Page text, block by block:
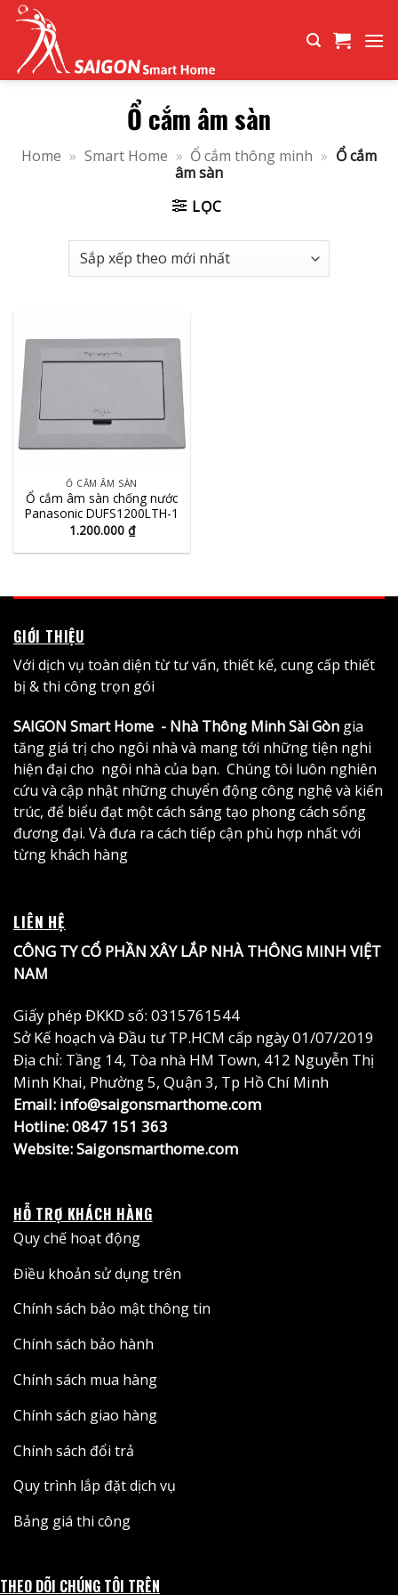
dung
Ổ cắm âm sàn
Home » Smart Home » Ổ cắm thông minh » Ổ cắm
âm sàn
LỌC
Ổ CẮM ÂM SÀN
Ổ cắm âm sàn chống nước
Panasonic DUFS1200LTH-1
1.200.000 ₫
GIỚI THIỆU
Với dịch vụ toàn diện từ tư vấn, thiết kế, cung cấp thiết
bị & thi công trọn gói
SAIGON Smart Home - Nhà Thông Minh Sài Gòn gia
tăng giá trị cho ngôi nhà và mang tới những tiện nghi
hiện đại cho ngôi nhà của bạn. Chúng tôi luôn nghiên
cứu và cập nhật những chuyển động công nghệ và kiến
trúc, để biểu đạt một cách sáng tạo phong cách sống
đương đại. Và đưa ra cách tiếp cận phù hợp nhất với
từng khách hàng
LIÊN HỆ
CÔNG TY CỔ PHẦN XÂY LẮP NHÀ THÔNG MINH VIỆT
NAM
Giấy phép ĐKKD số: 0315761544
Sở Kế hoạch và Đầu tư TP.HCM cấp ngày 01/07/2019
Địa chỉ: Tầng 14, Tòa nhà HM Town, 412 Nguyễn Thị
Minh Khai, Phường 5, Quận 3, Tp Hồ Chí Minh
Email: info@saigonsmarthome.com
Hotline:0847 151 363
Website:Saigonsmarthome.com
HỖ TRỢ KHÁCH HÀNG
Quy chế hoạt động
Điều khoản sử dụng trên
Chính sách bảo mật thông tin
Chính sách bảo hành
Chính sách mua hàng
Chính sách giao hàng
Chính sách đổi trả
Quy trình lắp đặt dịch vụ
Bảng giá thi công
THEO DÕI CHÚNG TÔI TRÊN